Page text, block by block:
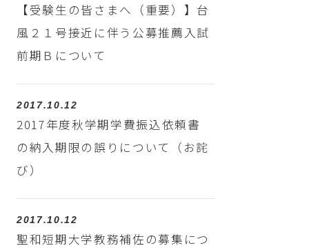
【受験生の皆さまへ（重要）】台
風２１号接近に伴う公募推薦入試
前期Ｂについて
2017.10.12
2017年度秋学期学費振込依頼書
の納入期限の誤りについて（お詫
び）
2017.10.12
聖和短期大学教務補佐の募集につ